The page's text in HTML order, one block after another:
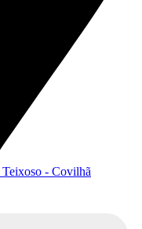
Teixoso - Covilhã